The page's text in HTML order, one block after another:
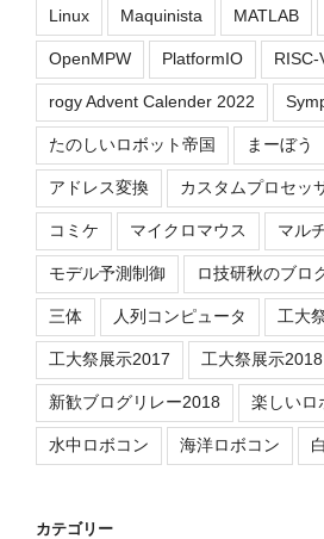
Linux Maquinista MATLAB
OpenMPW PlatformIO RISC-
rogy Advent Calender 2022
たのしいロボット帝国 まーぼう
アドレス変換 カスタムプロセッ
コミケ マイクロマウス マル
モデル予測制御 ロ技研秋のブロ
三体 人列コンピュータ 工大
工大祭展示2017 工大祭展示2018
新歓ブログリレー2018 楽しいロ
水中ロボコン 海洋ロボコン
カテゴリー